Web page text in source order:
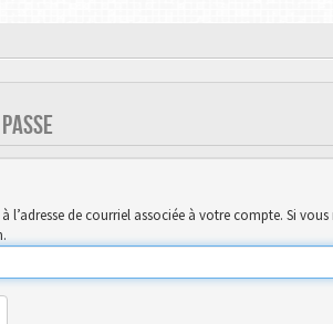
l’adresse de courriel associée à votre compte. Si